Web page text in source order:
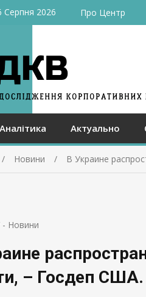
Серпня 2026 Про Центр
Аналітика Актуально
Новини В Украине
- Новини
– Госдеп США.